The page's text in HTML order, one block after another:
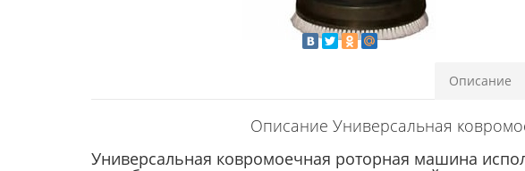
Описание
Описание Универсальная
Универсальная ковромоечная роторная машина